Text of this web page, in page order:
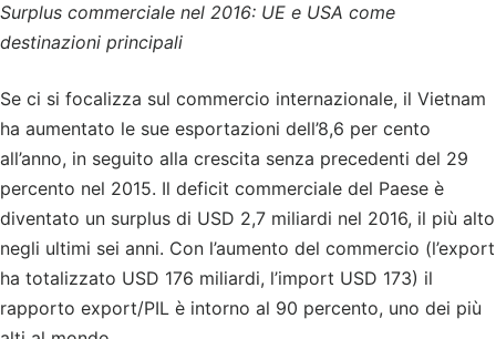
Surplus commerciale nel 2016: UE e USA come
destinazioni principali
Se ci si focalizza sul commercio internazionale, il Vietnam
ha aumentato le sue esportazioni dell’8,6 per cento
all’anno, in seguito alla crescita senza precedenti del 29
percento nel 2015. Il deficit commerciale del Paese è
diventato un surplus di USD 2,7 miliardi nel 2016, il più alto
negli ultimi sei anni. Con l’aumento del commercio (l’export
ha totalizzato USD 176 miliardi, l’import USD 173) il
rapporto export/PIL è intorno al 90 percento, uno dei più